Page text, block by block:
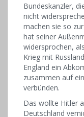
Bundeskanzler,
nicht
machen sie so
hat seiner
widersprochen,
Krieg mit
England ein
zusammen auf
verbünden.
Das wollte Hitler
Deutschland